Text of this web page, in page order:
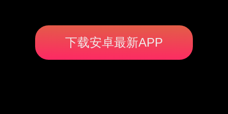
下载安卓最新APP